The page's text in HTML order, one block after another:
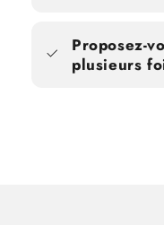
Proposez-
plusieurs